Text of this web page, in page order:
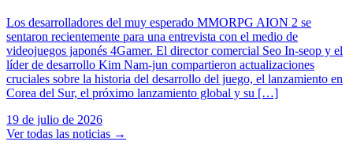
Los desarrolladores del muy esperado MMORPG AION 2 se
sentaron recientemente para una entrevista con el medio de
videojuegos japonés 4Gamer. El director comercial Seo In-seop y el
líder de desarrollo Kim Nam-jun compartieron actualizaciones
cruciales sobre la historia del desarrollo del juego, el lanzamiento en
Corea del Sur, el próximo lanzamiento global y su […]
19 de julio de 2026
Ver todas las noticias →